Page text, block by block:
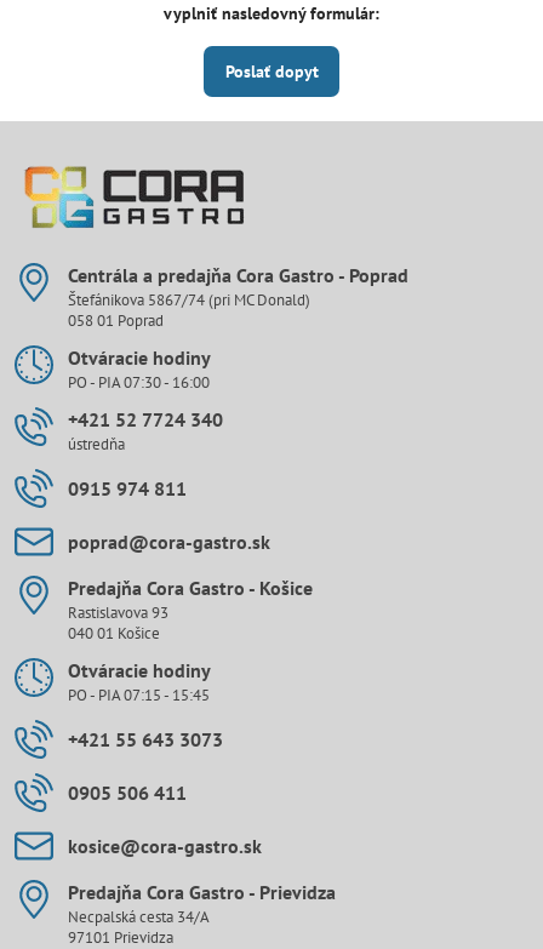
vyplniť nasledovný formulár:
Poslať dopyt
Centrála a predajňa Cora Gastro - Poprad
Štefánikova 5867/74 (pri MC Donald)
058 01 Poprad
Otváracie hodiny
PO - PIA 07:30 - 16:00
+421 52 7724 340
ústredňa
0915 974 811
poprad​@cora-gastro​.sk
Predajňa Cora Gastro - Košice
Rastislavova 93
040 01 Košice
Otváracie hodiny
PO - PIA 07:15 - 15:45
+421 55 643 3073
0905 506 411
kosice​@cora-gastro​.sk
Predajňa Cora Gastro - Prievidza
Necpalská cesta 34/A
97101 Prievidza